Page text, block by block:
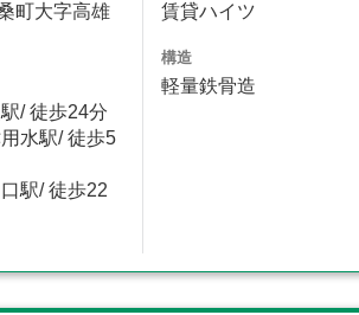
町大字高雄
/ 徒歩24分
水駅/ 徒歩5
駅/ 徒歩22
賃貸ハイツ
構造
軽量鉄骨造